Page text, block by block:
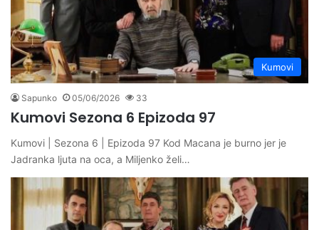
Kumovi
Sapunko 05/06/2026 33
Kumovi Sezona 6 Epizoda 97
Kumovi | Sezona 6 | Epizoda 97 Kod Macana je burno jer je
Jadranka ljuta na oca, a Miljenko želi…